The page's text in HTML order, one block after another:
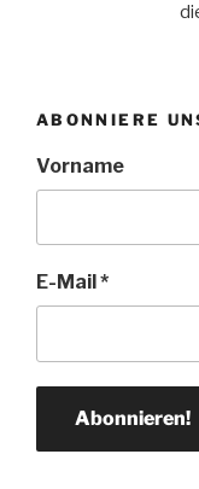
ABONNIERE
Vorname
E-Mail *